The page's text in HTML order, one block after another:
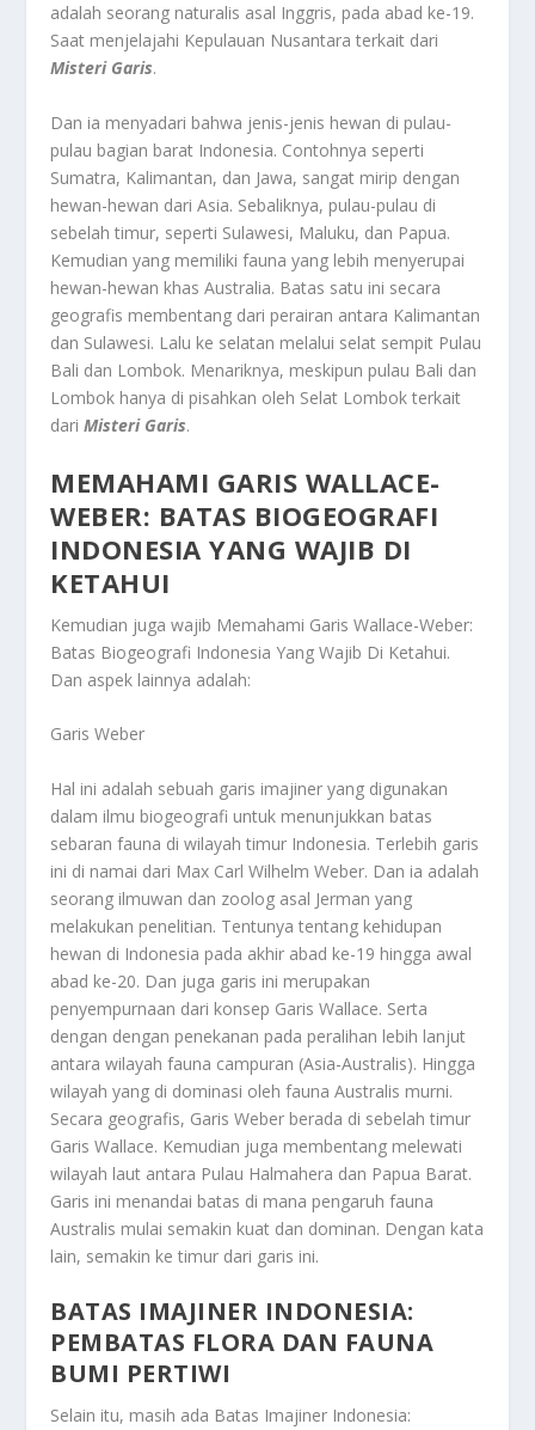
adalah seorang naturalis asal Inggris, pada abad ke-19.
Saat menjelajahi Kepulauan Nusantara terkait dari
Misteri Garis.
Dan ia menyadari bahwa jenis-jenis hewan di pulau-
pulau bagian barat Indonesia. Contohnya seperti
Sumatra, Kalimantan, dan Jawa, sangat mirip dengan
hewan-hewan dari Asia. Sebaliknya, pulau-pulau di
sebelah timur, seperti Sulawesi, Maluku, dan Papua.
Kemudian yang memiliki fauna yang lebih menyerupai
hewan-hewan khas Australia. Batas satu ini secara
geografis membentang dari perairan antara Kalimantan
dan Sulawesi. Lalu ke selatan melalui selat sempit Pulau
Bali dan Lombok. Menariknya, meskipun pulau Bali dan
Lombok hanya di pisahkan oleh Selat Lombok terkait
dariMisteri Garis.
MEMAHAMI GARIS WALLACE-
WEBER: BATAS BIOGEOGRAFI
INDONESIA YANG WAJIB DI
KETAHUI
Kemudian juga wajib Memahami Garis Wallace-Weber:
Batas Biogeografi Indonesia Yang Wajib Di Ketahui.
Dan aspek lainnya adalah:
Garis Weber
Hal ini adalah sebuah garis imajiner yang digunakan
dalam ilmu biogeografi untuk menunjukkan batas
sebaran fauna di wilayah timur Indonesia. Terlebih garis
ini di namai dari Max Carl Wilhelm Weber. Dan ia adalah
seorang ilmuwan dan zoolog asal Jerman yang
melakukan penelitian. Tentunya tentang kehidupan
hewan di Indonesia pada akhir abad ke-19 hingga awal
abad ke-20. Dan juga garis ini merupakan
penyempurnaan dari konsep Garis Wallace. Serta
dengan dengan penekanan pada peralihan lebih lanjut
antara wilayah fauna campuran (Asia-Australis). Hingga
wilayah yang di dominasi oleh fauna Australis murni.
Secara geografis, Garis Weber berada di sebelah timur
Garis Wallace. Kemudian juga membentang melewati
wilayah laut antara Pulau Halmahera dan Papua Barat.
Garis ini menandai batas di mana pengaruh fauna
Australis mulai semakin kuat dan dominan. Dengan kata
lain, semakin ke timur dari garis ini.
BATAS IMAJINER INDONESIA:
PEMBATAS FLORA DAN FAUNA
BUMI PERTIWI
Selain itu, masih ada Batas Imajiner Indonesia: